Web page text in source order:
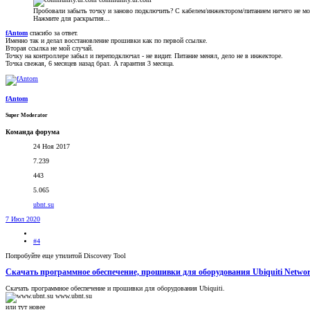
Пробовали забыть точку и заново подключить? С кабелем/инжектором/питанием ничего не
Нажмите для раскрытия...
fAntom спасибо за ответ.
Именно так и делал восстановление прошивки как по первой ссылке.
Вторая ссылка не мой случай.
Точку на контроллере забыл и переподключал - не видит. Питание менял, дело не в инжекторе.
Точка свежая, 6 месяцев назад брал. А гарантия 3 месяца.
fAntom
Super Moderator
Команда форума
24 Ноя 2017
7.239
443
5.065
ubnt.su
7 Июл 2020
#4
Попробуйте еще утилитой Discovery Tool
Скачать программное обеспечение, прошивки для оборудования Ubiquiti
Скачать программное обеспечение и прошивки для оборудования Ubiquiti.
www.ubnt.su
или тут новее